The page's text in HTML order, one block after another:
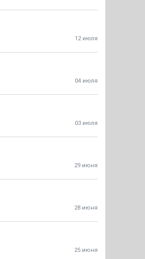
12 июля
04 июля
03 июля
29 июня
28 июня
25 июня